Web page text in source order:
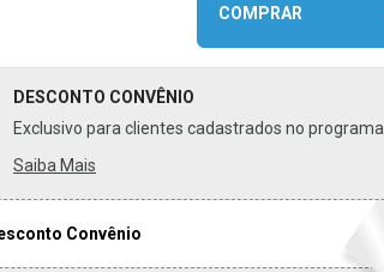
COMPRAR
DESCONTO CONVÊNIO
Exclusivo para clientes cadastrados no programa
Saiba Mais
Convênio